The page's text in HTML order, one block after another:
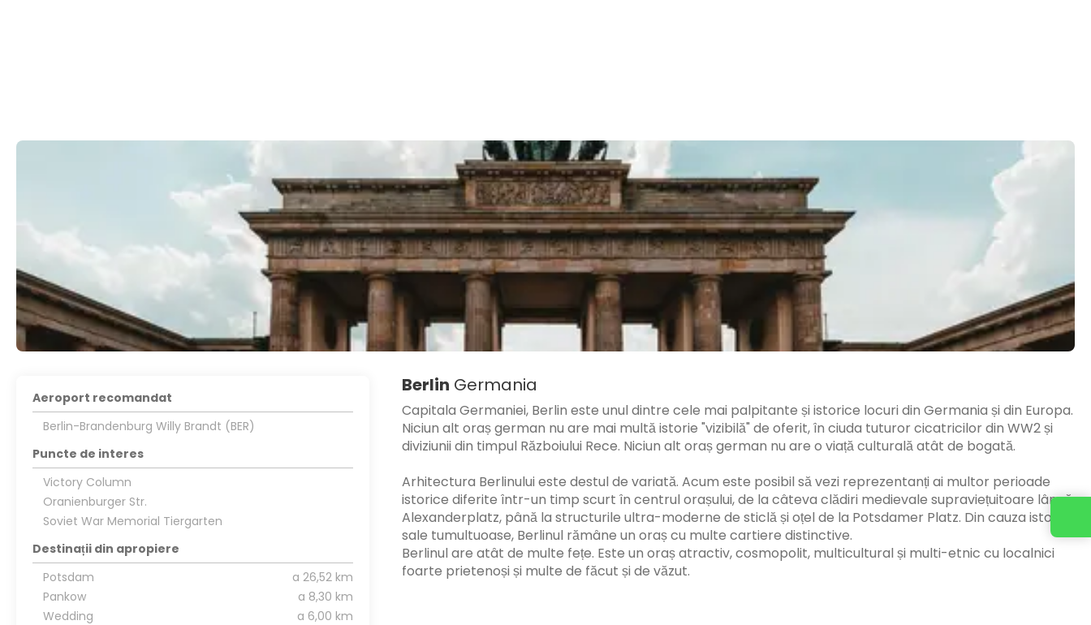
Berlin Germania
Capitala Germaniei, Berlin este unul dintre cele mai palpitante și istorice locuri din Germania și din Europa.
Niciun alt oraș german nu are mai multă istorie "vizibilă" de oferit, în ciuda tuturor cicatricilor din WW2 și
diviziunii din timpul Războiului Rece. Niciun alt oraș german nu are o viață culturală atât de bogată.
Arhitectura Berlinului este destul de variată. Acum este posibil să vezi reprezentanți ai multor perioade
istorice diferite într-un timp scurt în centrul orașului, de la câteva clădiri medievale supraviețuitoare lângă
Alexanderplatz, până la structurile ultra-moderne de sticlă și oțel de la Potsdamer Platz. Din cauza istoriei
sale tumultuoase, Berlinul rămâne un oraș cu multe cartiere distinctive.
Berlinul are atât de multe fețe. Este un oraș atractiv, cosmopolit, multicultural și multi-etnic cu localnici
foarte prietenoși și multe de făcut și de văzut.
Aeroport recomandat
Berlin-Brandenburg Willy Brandt (BER)
Puncte de interes
Victory Column
Oranienburger Str.
Soviet War Memorial Tiergarten
Destinații din apropiere
Potsdam
a 26,52 km
Pankow
a 8,30 km
Wedding
a 6,00 km